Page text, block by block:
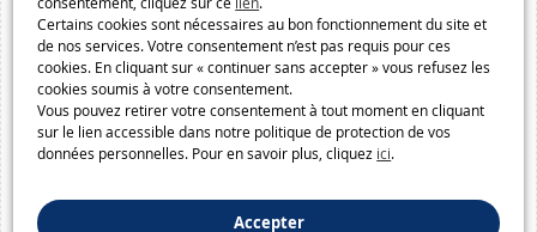
Certains cookies sont nécessaires au bon fonctionnement du site et
de nos services. Votre consentement n’est pas requis pour ces
cookies. En cliquant sur « continuer sans accepter » vous refusez les
cookies soumis à votre consentement.
Vous pouvez retirer votre consentement à tout moment en cliquant
sur le lien accessible dans notre politique de protection de vos
données personnelles. Pour en savoir plus, cliquez ici.
Accepter